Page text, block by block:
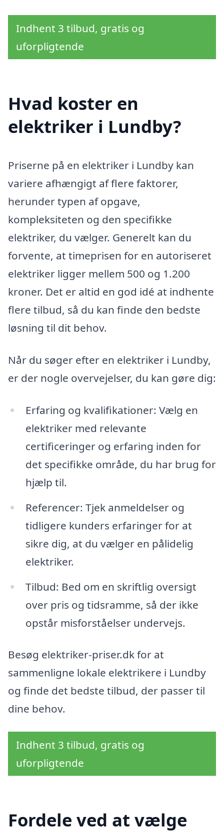
Indhent 3 tilbud, gratis og
uforpligtende
Hvad koster en
elektriker i Lundby?
Priserne på en elektriker i Lundby kan
variere afhængigt af flere faktorer,
herunder typen af opgave,
kompleksiteten og den specifikke
elektriker, du vælger. Generelt kan du
forvente, at timeprisen for en autoriseret
elektriker ligger mellem 500 og 1.200
kroner. Det er altid en god idé at indhente
flere tilbud, så du kan finde den bedste
løsning til dit behov.
Når du søger efter en elektriker i Lundby,
er der nogle overvejelser, du kan gøre dig:
Erfaring og kvalifikationer: Vælg en
elektriker med relevante
certificeringer og erfaring inden for
det specifikke område, du har brug for
hjælp til.
Referencer: Tjek anmeldelser og
tidligere kunders erfaringer for at
sikre dig, at du vælger en pålidelig
elektriker.
Tilbud: Bed om en skriftlig oversigt
over pris og tidsramme, så der ikke
opstår misforståelser undervejs.
Besøg elektriker-priser.dk for at
sammenligne lokale elektrikere i Lundby
og finde det bedste tilbud, der passer til
dine behov.
Indhent 3 tilbud, gratis og
uforpligtende
Fordele ved at vælge